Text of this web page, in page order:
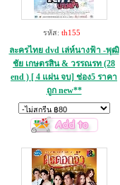
รหัส: th155
ละครไทย dvd เล่ห์นางฟ้า -พุฒิ
ชัย เกษตรสิน & วรรณรท (28
end ) [ 4 แผ่น จบ] ช่อง5 ราคา
ถูก new**